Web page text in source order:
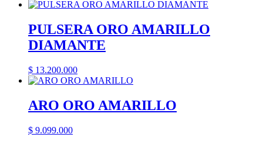
PULSERA ORO AMARILLO
DIAMANTE
$ 13.200.000
ARO ORO AMARILLO
$ 9.099.000